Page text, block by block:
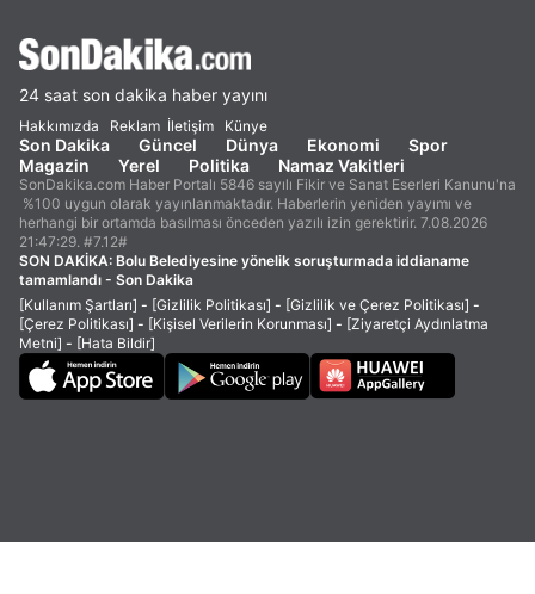
24 saat son dakika haber yayını
Hakkımızda Reklam İletişim Künye
Son Dakika Güncel Dünya Ekonomi
Spor
Magazin
Yerel Politika Namaz Vakitleri
SonDakika.com Haber Portalı 5846 sayılı Fikir ve Sanat Eserleri Kanunu'na
%100 uygun olarak yayınlanmaktadır. Haberlerin yeniden yayımı ve
herhangi bir ortamda basılması önceden yazılı izin gerektirir. 7.08.2026
21:47:29. #7.12#
SON DAKİKA: Bolu Belediyesine yönelik soruşturmada iddianame
tamamlandı - Son Dakika
[Kullanım Şartları] - [Gizlilik Politikası] - [Gizlilik ve Çerez Politikası] -
[Çerez Politikası] - [Kişisel Verilerin Korunması] - [Ziyaretçi Aydınlatma
Metni] - [Hata Bildir]